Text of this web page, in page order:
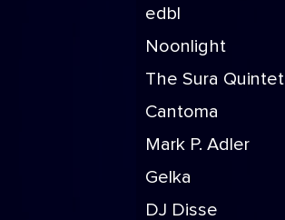
edbl
Noonlight
The Sura Quintet
Cantoma
Mark P. Adler
Gelka
DJ Disse